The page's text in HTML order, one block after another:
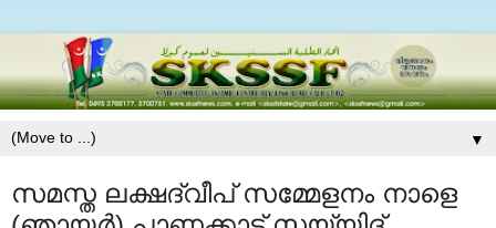
▼
സമസ്ത ലക്ഷദ്വീപ് സമ്മേളനം നാളെ